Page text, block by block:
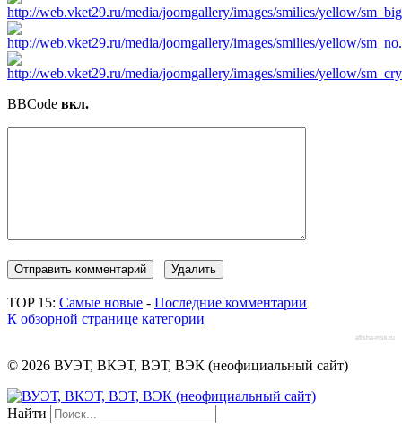
BBCode вкл.
TOP 15: Самые новые - Последние комментарии
К обзорной странице категории
afisha-msk.ru
© 2026 ВУЭТ, ВКЭТ, ВЭТ, ВЭК (неофициальный сайт)
Найти